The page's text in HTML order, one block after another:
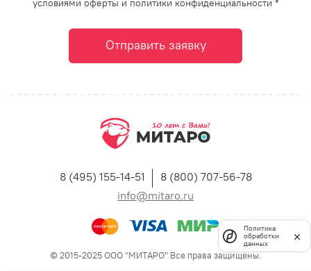
условиями оферты и политики конфиденциальности *
Отправить заявку
8 (495) 155-14-51
8 (800) 707-56-78
info@mitaro.ru
© 2015-2025 ООО "МИТАРО" Все права защищены.
Политика
обработки
данных